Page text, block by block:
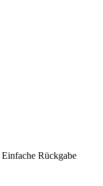
Einfache Rückgabe